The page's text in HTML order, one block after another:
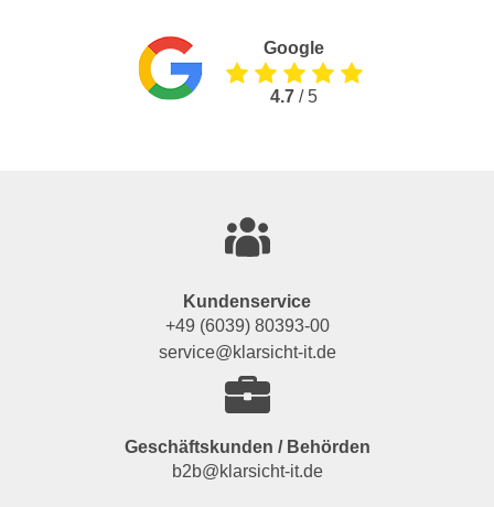
Google
4.7 / 5
Kundenservice
+49 (6039) 80393-00
service@klarsicht-it.de
Geschäftskunden / Behörden
b2b@klarsicht-it.de